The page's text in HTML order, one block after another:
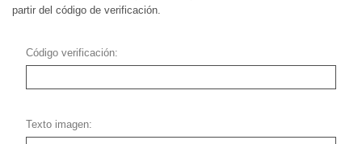
partir del código de verificación.
Código verificación
Texto imagen